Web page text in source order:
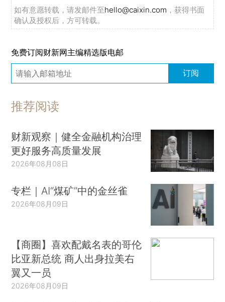
如有意愿转载，请发邮件至hello@caixin.com ，获得书面
确认及授权后，方可转载。
免费订阅财新网主编精选版电邮
订阅
推荐阅读
财新观察｜健全金融机构治理
更好服务高质量发展
2026年08月08日
专栏｜AI“煤矿”中的金丝雀
2026年08月09日
【商圈】喜欢配戴名表的哥伦
比亚新总统 商人出身拉美右
翼又一员
2026年08月09日